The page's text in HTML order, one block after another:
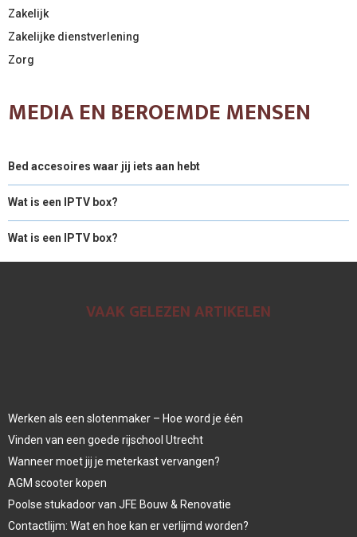
Zakelijk
Zakelijke dienstverlening
Zorg
MEDIA EN BEROEMDE MENSEN
Bed accesoires waar jij iets aan hebt
Wat is een IPTV box?
Wat is een IPTV box?
VAAK GELEZEN ARTIKELEN
Werken als een slotenmaker – Hoe word je één
Vinden van een goede rijschool Utrecht
Wanneer moet jij je meterkast vervangen?
AGM scooter kopen
Poolse stukadoor van JFE Bouw & Renovatie
Contactlijm: Wat en hoe kan er verlijmd worden?